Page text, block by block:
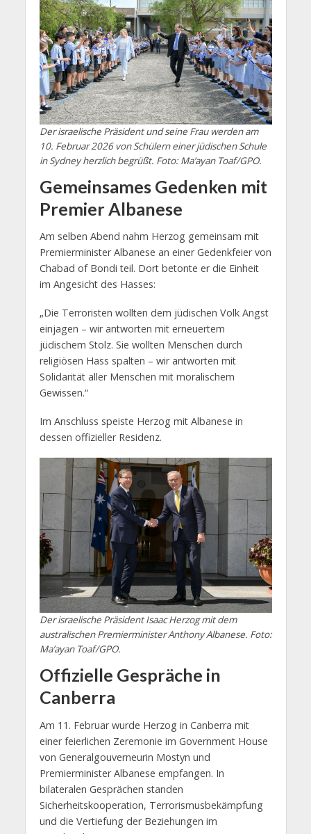
Der israelische Präsident und seine Frau werden am
10. Februar 2026 von Schülern einer jüdischen Schule
in Sydney herzlich begrüßt. Foto: Ma’ayan Toaf/GPO.
Gemeinsames Gedenken mit
Premier Albanese
Am selben Abend nahm Herzog gemeinsam mit
Premierminister Albanese an einer Gedenkfeier von
Chabad of Bondi teil. Dort betonte er die Einheit
im Angesicht des Hasses:
„Die Terroristen wollten dem jüdischen Volk Angst
einjagen – wir antworten mit erneuertem
jüdischem Stolz. Sie wollten Menschen durch
religiösen Hass spalten – wir antworten mit
Solidarität aller Menschen mit moralischem
Gewissen.“
Im Anschluss speiste Herzog mit Albanese in
dessen offizieller Residenz.
Der israelische Präsident Isaac Herzog mit dem
australischen Premierminister Anthony Albanese. Foto:
Ma’ayan Toaf/GPO.
Offizielle Gespräche in
Canberra
Am 11. Februar wurde Herzog in Canberra mit
einer feierlichen Zeremonie im Government House
von Generalgouverneurin Mostyn und
Premierminister Albanese empfangen. In
bilateralen Gesprächen standen
Sicherheitskooperation, Terrorismusbekämpfung
und die Vertiefung der Beziehungen im